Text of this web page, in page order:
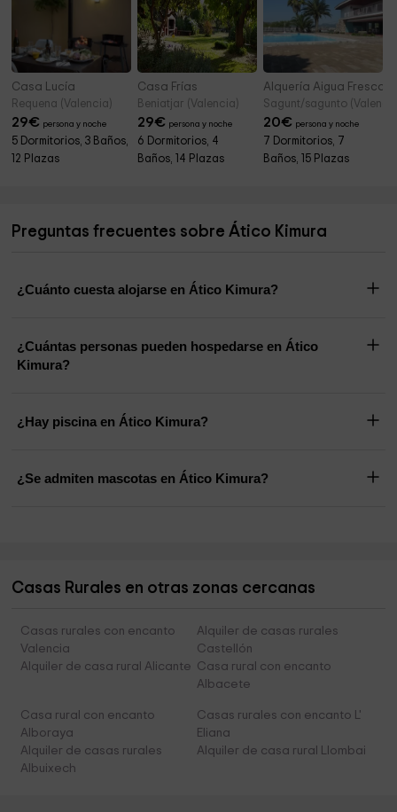
Casa Lucía
Requena (Valencia)
29€ persona y noche
5 Dormitorios, 3 Baños,
12 Plazas
Casa Frías
Beniatjar (Valencia)
29€ persona y noche
6 Dormitorios, 4
Baños, 14 Plazas
Alquería Aigua Fresca
Sagunt/sagunto
20€ persona y noche
7 Dormitorios, 7
Baños, 15 Plazas
Preguntas frecuentes sobre Ático Kimura
¿Cuánto cuesta alojarse en Ático Kimura?
¿Cuántas personas pueden hospedarse en Ático
Kimura?
¿Hay piscina en Ático Kimura?
¿Se admiten mascotas en Ático Kimura?
Casas Rurales en otras zonas cercanas
Casas rurales con encanto
Valencia
Alquiler de casas rurales
Castellón
Alquiler de casa rural Alicante Casa rural con encanto
Albacete
Casa rural con encanto
Alboraya
Casas rurales con encanto L'
Eliana
Alquiler de casas rurales
Albuixech
Alquiler de casa rural Llombai